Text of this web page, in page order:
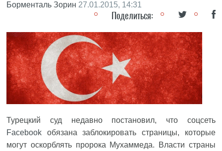
Борменталь Зорин 27.01.2015, 14:31
Поделиться:
Турецкий суд недавно постановил, что соцсеть
Facebook обязана заблокировать страницы, которые
могут оскорблять пророка Мухаммеда. Власти страны